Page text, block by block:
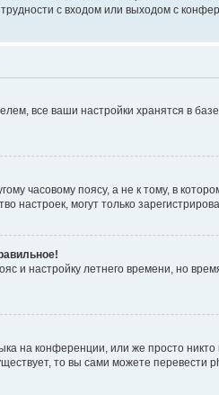
с входом или выходом с
все ваши настройки хранятся в
часовому поясу, а не к тому, в
настроек, могут только
и настройку летнего времени, но
на конференции, или же просто
то вы сами можете